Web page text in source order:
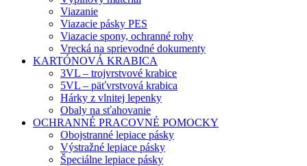
Viazanie
Viazacie pásky PES
Viazacie spony, ochranné rohy
Vrecká na sprievodné dokumenty
KARTÓNOVÁ KRABICA
3VL – trojvrstvové krabice
5VL – päťvrstvová krabica
Hárky z vlnitej lepenky
Obaly na sťahovanie
OCHRANNÉ PRACOVNÉ POMOCKY
Obojstranné lepiace pásky
Výstražné lepiace pásky
Špeciálne lepiace pásky